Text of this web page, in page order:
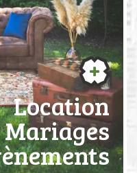
Location
Mariages